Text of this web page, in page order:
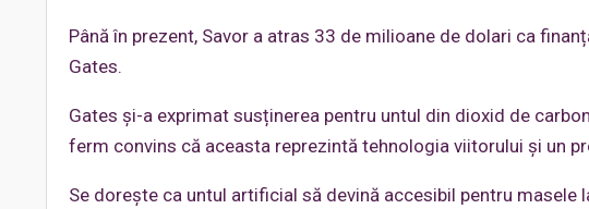
Până în prezent, Savor a atras 33 de milioane de dolari ca
Gates.
Gates și-a exprimat susținerea pentru untul din dioxid de
ferm convins că aceasta reprezintă tehnologia viitorului și un
Se dorește ca untul artificial să devină accesibil pentru